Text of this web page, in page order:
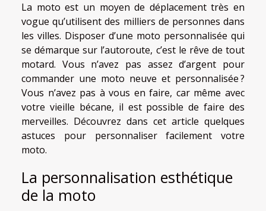
La moto est un moyen de déplacement très en
vogue qu’utilisent des milliers de personnes dans
les villes. Disposer d’une moto personnalisée qui
se démarque sur l’autoroute, c’est le rêve de tout
motard. Vous n’avez pas assez d’argent pour
commander une moto neuve et personnalisée ?
Vous n’avez pas à vous en faire, car même avec
votre vieille bécane, il est possible de faire des
merveilles. Découvrez dans cet article quelques
astuces pour personnaliser facilement votre
moto.
La personnalisation esthétique
de la moto